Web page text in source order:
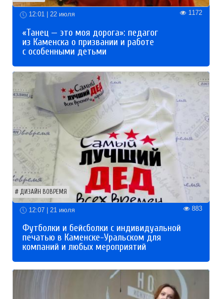
12:01 | 22 июля 1172
«Танец — это моя дорога»: педагог
из Каменска о призвании и работе
с особенными детьми
ДИЗАЙН ВОВРЕМЯ
12:07 | 21 июля 883
Футболки и бейсболки с индивидуальной
печатью в Каменске-Уральском для
компаний и любых мероприятий